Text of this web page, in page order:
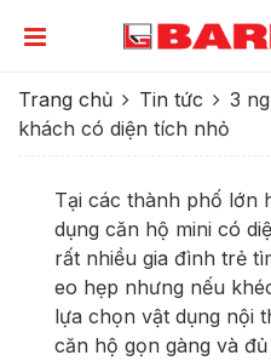
Trang chủ Tin tức
3
khách có diện tích nhỏ
Tại các thành phố lớn
dụng căn hộ mini có
rất nhiều gia đình trẻ
eo hẹp nhưng nếu
lựa chọn vật dụng nội
căn hộ gọn gàng và